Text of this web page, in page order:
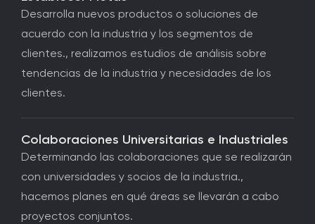
Desarrolla nuevos productos o soluciones de
acuerdo con la industria y los segmentos de
clientes., realizamos estudios de análisis sobre
tendencias de la industria y necesidades de los
clientes.
Colaboraciones Universitarias e Industriales
Determinando las colaboraciones que se realizarán
con universidades y socios de la industria.,
hacemos planes en qué áreas se llevarán a cabo
proyectos conjuntos.